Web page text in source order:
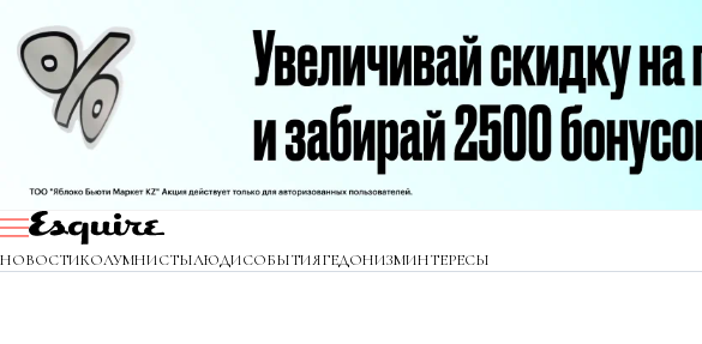
НОВОСТИКОЛУМНИСТЫЛЮДИСОБЫТИЯГЕДОНИЗМИНТЕРЕСЫ